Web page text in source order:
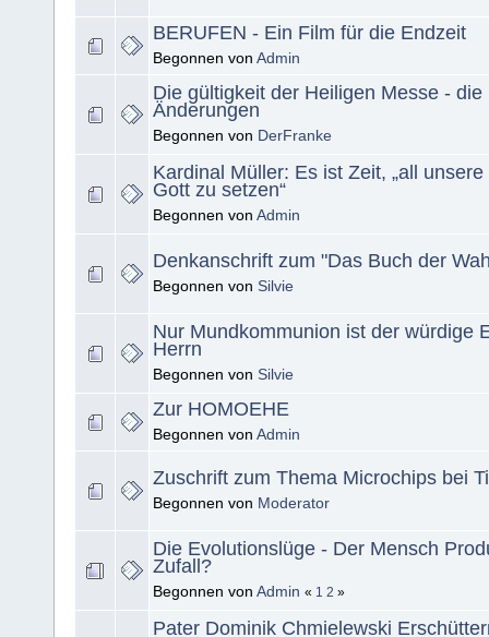
BERUFEN - Ein Film für die Endzeit
Begonnen von Admin
Die gültigkeit der Heiligen Messe - die
Änderungen
Begonnen von DerFranke
Kardinal Müller: Es ist Zeit, „all
Gott zu setzen“
Begonnen von Admin
Denkanschrift zum "Das Buch der
Begonnen von Silvie
Nur Mundkommunion ist der würdige
Herrn
Begonnen von Silvie
Zur HOMOEHE
Begonnen von Admin
Zuschrift zum Thema Microchips bei
Begonnen von Moderator
Die Evolutionslüge - Der Mensch
Zufall?
Begonnen von Admin « 1 2 »
Pater Dominik Chmielewski